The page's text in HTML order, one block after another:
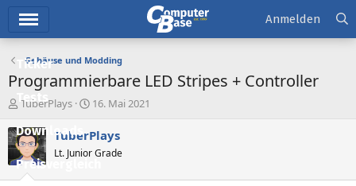
Ticker
Tests
Downloads
Preisvergleich
Anmelden
Gehäuse und Modding
Programmierbare LED Stripes + Controller
E
s
t
e
TuberPlays
E
s
e
16. Mai 2021
TuberPlays
Lt. Junior Grade